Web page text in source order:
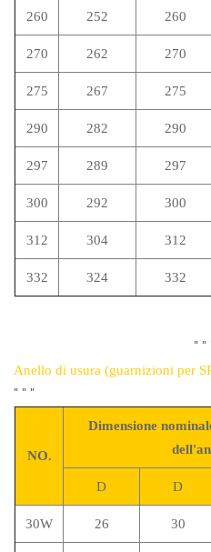
260 252 260
270 262 270
275 267 275
290 282 290
297 289 297
300 292 300
312 304 312
332 324 332
" "
Anello di usura (guarnizioni per
" " "
NO.
Dimensione
D D
30W 26 30